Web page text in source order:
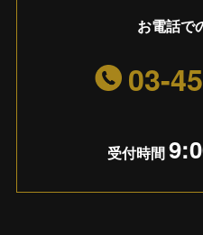
お電話で
03-
受付時間